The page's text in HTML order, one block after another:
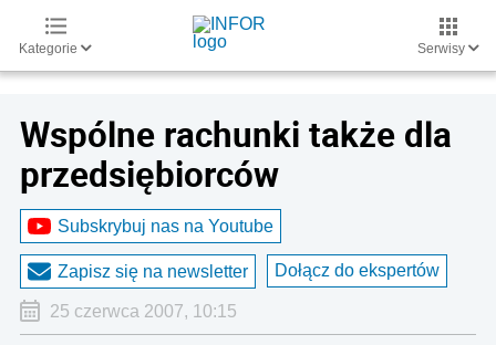
Kategorie Serwisy
Wspólne rachunki także dla
przedsiębiorców
Subskrybuj nas na Youtube
Zapisz się na newsletter Dołącz do ekspertów
25 czerwca 2007, 10:15